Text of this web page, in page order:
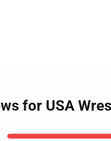
for USA